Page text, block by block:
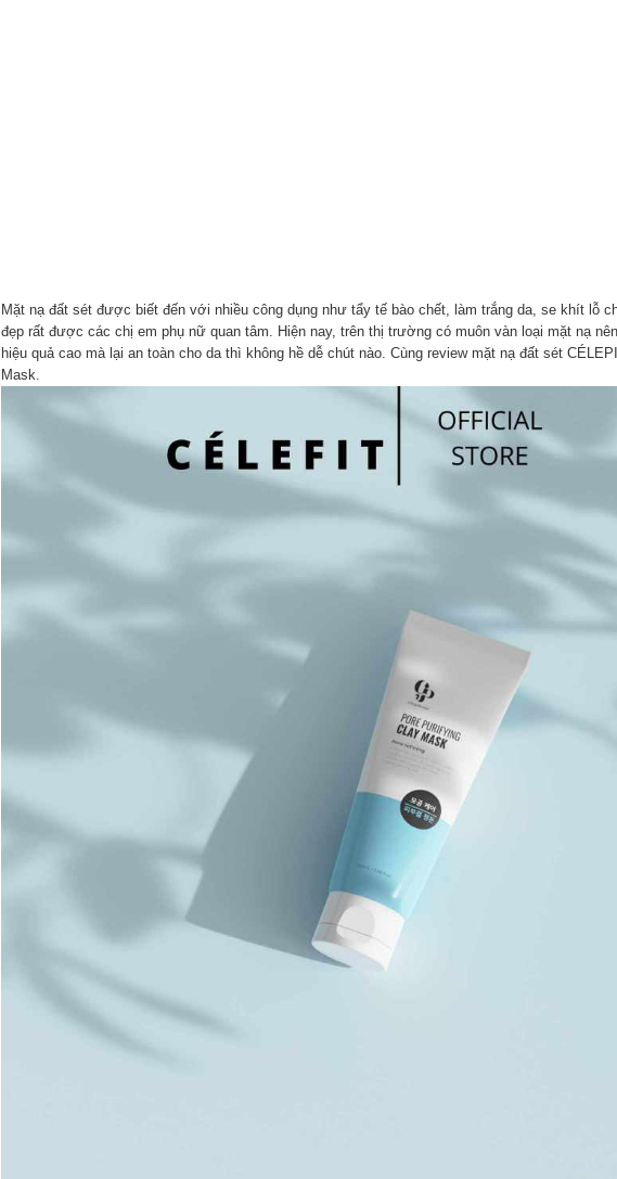
Mặt nạ đất sét được biết đến với nhiều công dụng như tẩy tế bào chết, làm trắng da, se khít lỗ
đẹp rất được các chị em phụ nữ quan tâm. Hiện nay, trên thị trường có muôn vàn loại mặt nạ
hiệu quả cao mà lại an toàn cho da thì không hề dễ chút nào. Cùng review mặt nạ đất sét
Mask.